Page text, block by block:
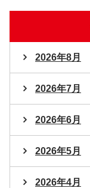
2026年8月
2026年7月
2026年6月
2026年5月
2026年4月